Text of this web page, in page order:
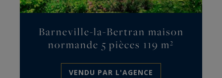
Barneville-la-Bertran maison
normande 5 pièces 119 m²
VENDU PAR L'AGENCE